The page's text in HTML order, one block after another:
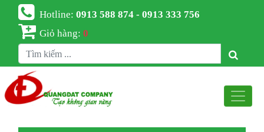
Hotline:0913 588 874 - 0913 333 756
Giỏ hàng:0